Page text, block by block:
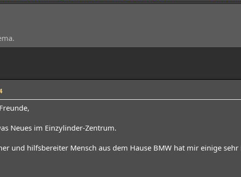
Neues im Einzylinder-Zentrum.
und hilfsbereiter Mensch aus dem Hause BMW hat mir einige